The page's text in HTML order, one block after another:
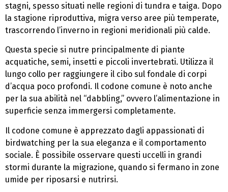
stagni, spesso situati nelle regioni di tundra e taiga. Dopo
la stagione riproduttiva, migra verso aree più temperate,
trascorrendo l’inverno in regioni meridionali più calde.
Questa specie si nutre principalmente di piante
acquatiche, semi, insetti e piccoli invertebrati. Utilizza il
lungo collo per raggiungere il cibo sul fondale di corpi
d’acqua poco profondi. Il codone comune è noto anche
per la sua abilità nel “dabbling,” ovvero l’alimentazione in
superficie senza immergersi completamente.
Il codone comune è apprezzato dagli appassionati di
birdwatching per la sua eleganza e il comportamento
sociale. È possibile osservare questi uccelli in grandi
stormi durante la migrazione, quando si fermano in zone
umide per riposarsi e nutrirsi.